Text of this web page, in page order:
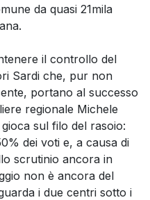
da quasi 21mila
il controllo del
Sardi che, pur non
portano al successo
regionale Michele
sul filo del rasoio:
dei voti e, a causa di
scrutinio ancora in
non è ancora del
i due centri sotto i